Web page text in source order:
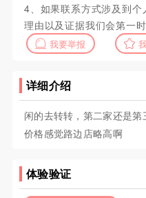
4、如果联系方式涉及到
理由以及证据我们会第一时
我要举报
详细介绍
闲的去转转，第二家还是
价格感觉路边店略高啊
体验验证